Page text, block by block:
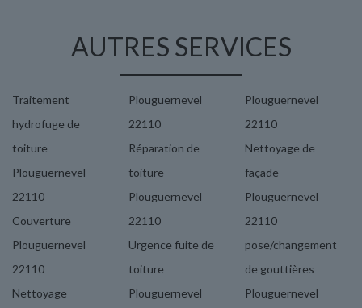
AUTRES SERVICES
Traitement
hydrofuge de
toiture
Plouguernevel
22110
Couverture
Plouguernevel
22110
Nettoyage
Plouguernevel
22110
Réparation de
toiture
Plouguernevel
22110
Urgence fuite de
toiture
Plouguernevel
Plouguernevel
22110
Nettoyage de
façade
Plouguernevel
22110
pose/changement
de gouttières
Plouguernevel